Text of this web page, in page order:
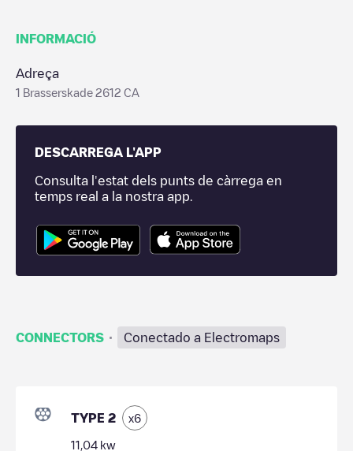
INFORMACIÓ
Adreça
1 Brasserskade 2612 CA
DESCARREGA L'APP
Consulta l'estat dels punts de càrrega en
temps real a la nostra app.
CONNECTORS · Conectado a Electromaps
TYPE 2 x6
11,04 kw